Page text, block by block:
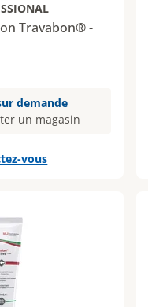
Travabon® -
demande
un magasin
vous